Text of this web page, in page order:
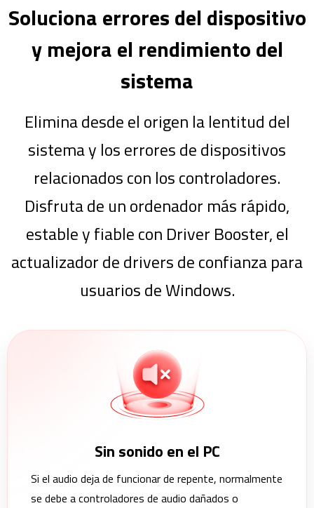
Soluciona errores del dispositivo
y mejora el rendimiento del
sistema
Elimina desde el origen la lentitud del
sistema y los errores de dispositivos
relacionados con los controladores.
Disfruta de un ordenador más rápido,
estable y fiable con Driver Booster, el
actualizador de drivers de confianza para
usuarios de Windows.
Sin sonido en el PC
Si el audio deja de funcionar de repente, normalmente
se debe a controladores de audio dañados o